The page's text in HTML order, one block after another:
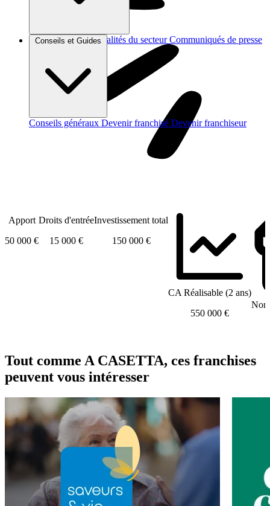
Brèves et actus Actualités du secteur Communiqués de presse
Conseils et Guides
Conseils généraux Devenir franchisé Devenir franchiseur
Apport
50 000 €
Droits d'entrée
15 000 €
Investissement total
150 000 €
CA Réalisable (2 ans)
550 000 €
Tout comme A CASETTA, ces franchises
peuvent vous intéresser